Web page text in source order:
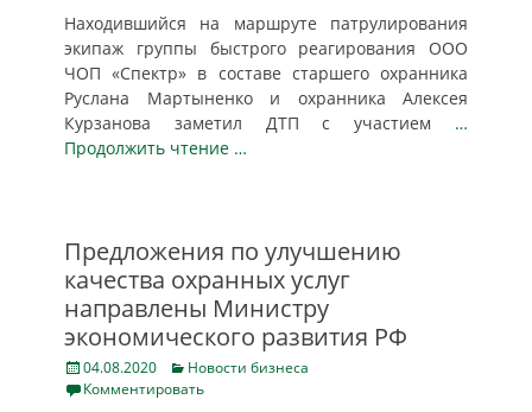
Находившийся на маршруте патрулирования
экипаж группы быстрого реагирования ООО
ЧОП «Спектр» в составе старшего охранника
Руслана Мартыненко и охранника Алексея
Курзанова заметил ДТП с участием …
Продолжить чтение …
Предложения по улучшению
качества охранных услуг
направлены Министру
экономического развития РФ
Posted
on
04.08.2020 Categories
Новости бизнеса
Комментировать